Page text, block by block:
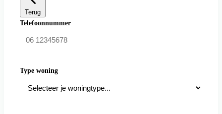
Terug
Telefoonnummer
Type woning